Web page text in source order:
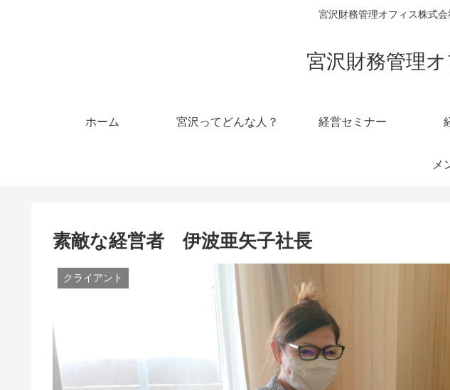
宮沢財務管理オフィス株式
宮沢財務管理
ホーム 宮沢ってどんな人？ 経営セミナー
メ
素敵な経営者 伊波亜矢子社長
クライアント